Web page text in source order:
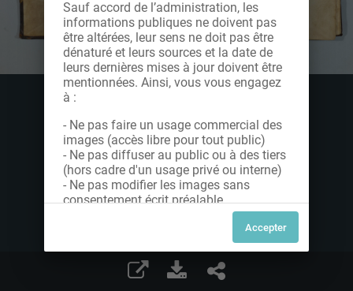
Sauf accord de l’administration, les
informations publiques ne doivent pas
être altérées, leur sens ne doit pas être
dénaturé et leurs sources et la date de
leurs dernières mises à jour doivent être
mentionnées. Ainsi, vous vous engagez
à :
- Ne pas faire un usage commercial des
images (accès libre pour tout public)
- Ne pas diffuser au public ou à des tiers
(hors cadre d'un usage privé ou interne)
- Ne pas modifier les images sans
consentement écrit préalable
Dans le cas contraire, nous vous invitons
à nous contacter afin de solliciter le type
de Licence souhaitée parmi celles
proposées et le cas échéant, acquitter